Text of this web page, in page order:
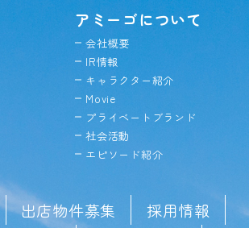
アミーゴについて
会社概要
IR情報
キャラクター紹介
Movie
プライベートブランド
社会活動
エピソード紹介
出店物件募集
採用情報